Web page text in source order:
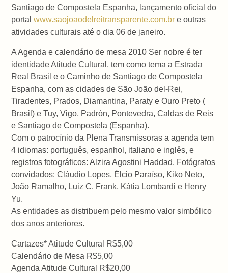
Santiago de Compostela Espanha, lançamento oficial do
portalwww.saojoaodelreitransparente.com.br e outras
atividades culturais até o dia 06 de janeiro.
A Agenda e calendário de mesa 2010 Ser nobre é ter
identidade Atitude Cultural, tem como tema a Estrada
Real Brasil e o Caminho de Santiago de Compostela
Espanha, com as cidades de São João del-Rei,
Tiradentes, Prados, Diamantina, Paraty e Ouro Preto (
Brasil) e Tuy, Vigo, Padrón, Pontevedra, Caldas de Reis
e Santiago de Compostela (Espanha).
Com o patrocínio da Plena Transmissoras a agenda tem
4 idiomas: português, espanhol, italiano e inglês, e
registros fotográficos: Alzira Agostini Haddad. Fotógrafos
convidados: Cláudio Lopes, Élcio Paraíso, Kiko Neto,
João Ramalho, Luiz C. Frank, Kátia Lombardi e Henry
Yu.
As entidades as distribuem pelo mesmo valor simbólico
dos anos anteriores.
Cartazes* Atitude Cultural R$5,00
Calendário de Mesa R$5,00
Agenda Atitude Cultural R$20,00